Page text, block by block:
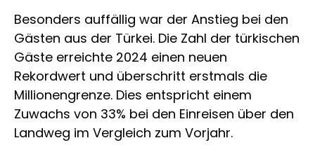
Besonders auffällig war der Anstieg bei den
Gästen aus der Türkei. Die Zahl der türkischen
Gäste erreichte 2024 einen neuen
Rekordwert und überschritt erstmals die
Millionengrenze. Dies entspricht einem
Zuwachs von 33% bei den Einreisen über den
Landweg im Vergleich zum Vorjahr.